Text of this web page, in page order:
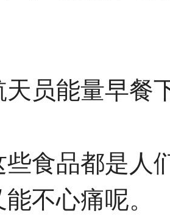
天员能量早餐
些食品都是人
不心痛呢。